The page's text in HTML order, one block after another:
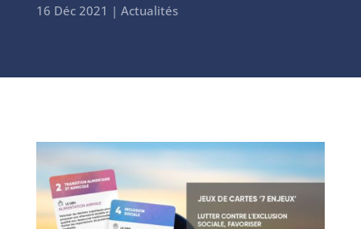
16 Déc 2021 | Actualités